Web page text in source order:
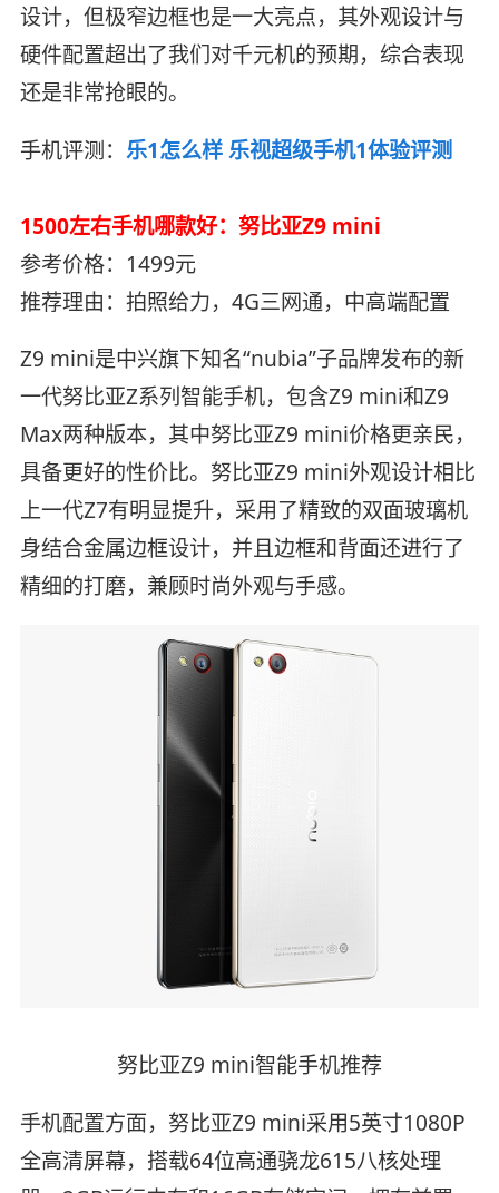
设计，但极窄边框也是一大亮点，其外观设计与
硬件配置超出了我们对千元机的预期，综合表现
还是非常抢眼的。
手机评测： 乐1怎么样 乐视超级手机1体验评测
1500左右手机哪款好：努比亚Z9 mini
参考价格：1499元
推荐理由：拍照给力，4G三网通，中高端配置
Z9 mini是中兴旗下知名“nubia”子品牌发布的新
一代努比亚Z系列智能手机，包含Z9 mini和Z9
Max两种版本，其中努比亚Z9 mini价格更亲民，
具备更好的性价比。努比亚Z9 mini外观设计相比
上一代Z7有明显提升，采用了精致的双面玻璃机
身结合金属边框设计，并且边框和背面还进行了
精细的打磨，兼顾时尚外观与手感。
努比亚Z9 mini智能手机推荐
手机配置方面，努比亚Z9 mini采用5英寸1080P
全高清屏幕，搭载64位高通骁龙615八核处理